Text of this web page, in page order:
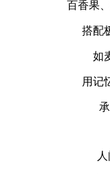
百香果
搭配
如
用记